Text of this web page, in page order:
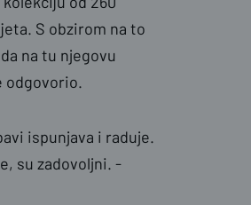
S obzirom na to
na tu njegovu
odgovorio.
ispunjava i raduje.
su zadovoljni. -